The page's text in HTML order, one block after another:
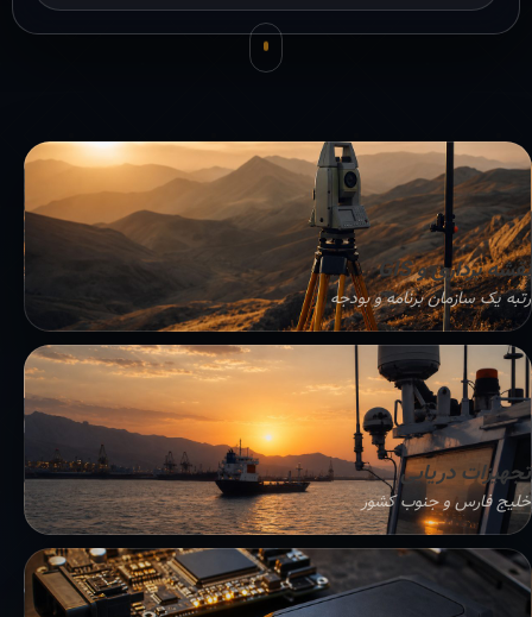
نقشه برداری و GIS
رتبه یک سازمان برنامه و بودجه
تجهیزات دریایی
خلیج فارس و جنوب کشور